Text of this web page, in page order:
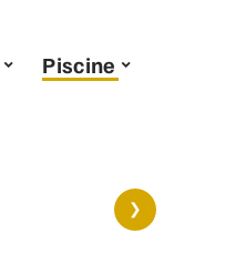
Piscine